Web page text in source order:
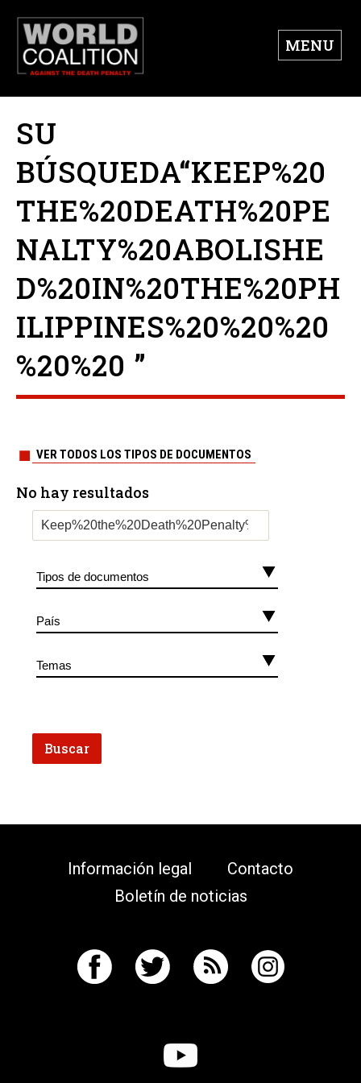
MENU
SU
BÚSQUEDA“KEEP%20
THE%20DEATH%20PE
NALTY%20ABOLISHE
D%20IN%20THE%20PH
ILIPPINES%20%20%20
%20%20 ”
VER TODOS LOS TIPOS DE DOCUMENTOS
No hay resultados
Información legal
Contacto
Boletín de noticias